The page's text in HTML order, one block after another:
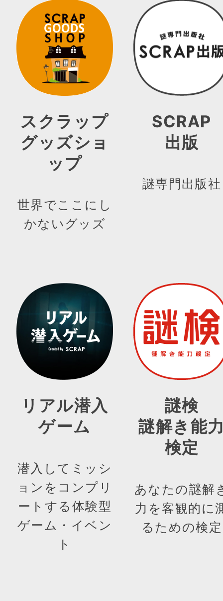
スクラップ
グッズショ
ップ
世界でここにし
かないグッズ
SCRAP
出版
謎専門出版社
リアル潜入
ゲーム
潜入してミッシ
ョンをコンプリ
ートする体験型
ゲーム・イベン
ト
謎検
謎解き能
検定
あなたの謎解
力を客観的に
るための検定